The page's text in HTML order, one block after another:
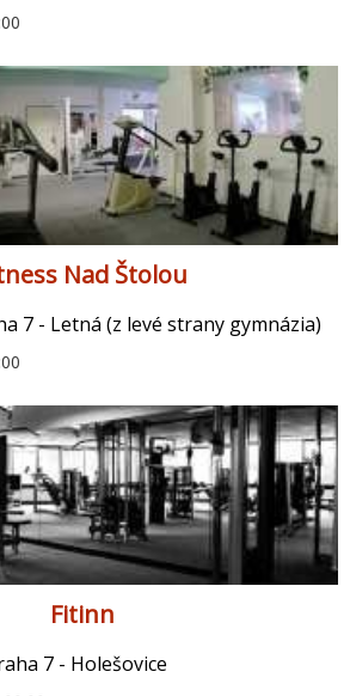
Nad Štolou
7 - Letná (z levé strany gymnázia)
Fitinn
7 - Holešovice